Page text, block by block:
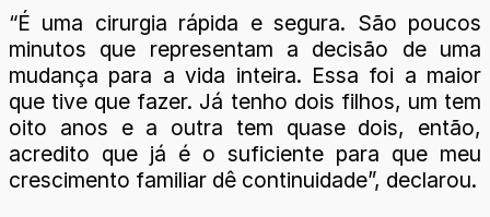
“É uma cirurgia rápida e segura. São poucos
minutos que representam a decisão de uma
mudança para a vida inteira. Essa foi a maior
que tive que fazer. Já tenho dois filhos, um tem
oito anos e a outra tem quase dois, então,
acredito que já é o suficiente para que meu
crescimento familiar dê continuidade”, declarou.